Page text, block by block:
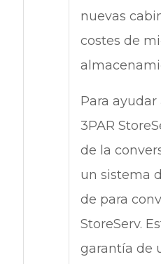
nuevas
costes de
Para
3PAR
de la
un sistema
de para
StoreServ.
garantía de